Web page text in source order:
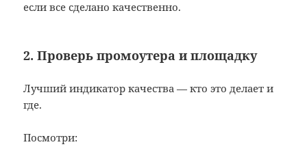
если все сделано качественно.
2. Проверь промоутера и площадку
Лучший индикатор качества — кто это делает и
где.
Посмотри: